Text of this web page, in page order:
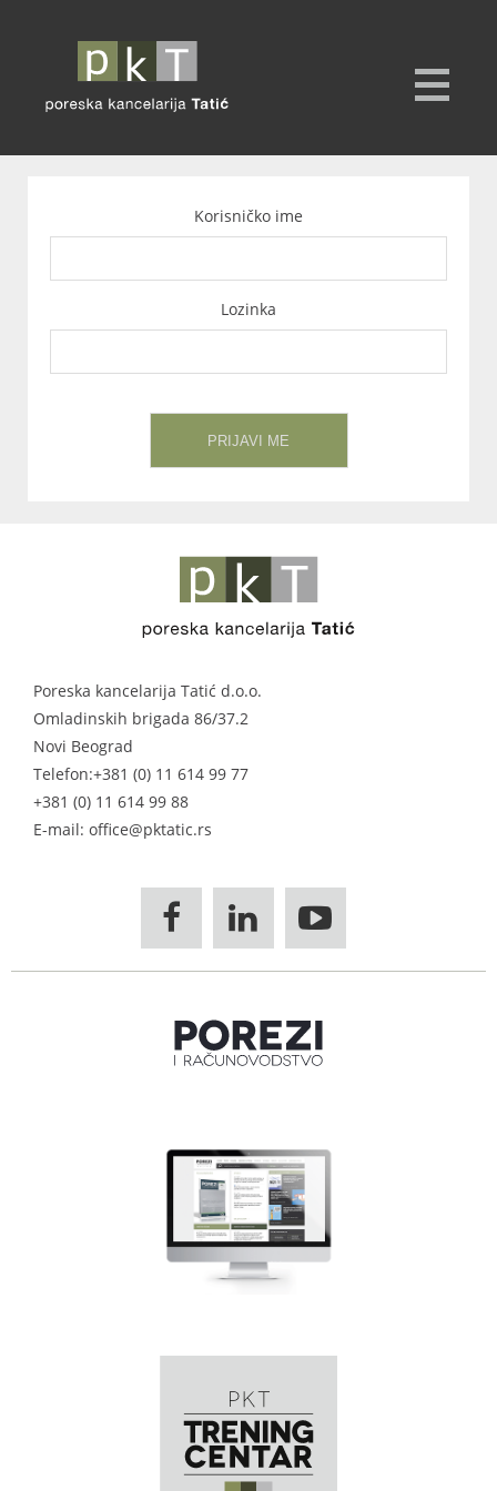
Korisničko ime
Lozinka
Poreska kancelarija Tatić d.o.o.
Omladinskih brigada 86/37.2
Novi Beograd
Telefon:+381 (0) 11 614 99 77
+381 (0) 11 614 99 88
E-mail: office@pktatic.rs
  